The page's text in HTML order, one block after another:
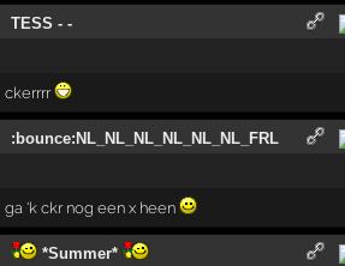
TESS - -
ckerrrr
:bounce:NL_NL_NL_NL_NL_NL_FRL
ga 'k ckr nog een x heen
*Summer*